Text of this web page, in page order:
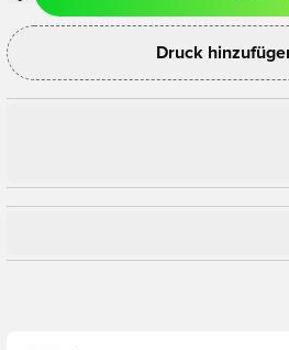
Druck